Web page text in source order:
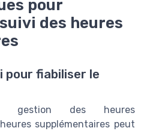
pour
des heures
pour fiabiliser le
gestion des heures
supplémentaires peut